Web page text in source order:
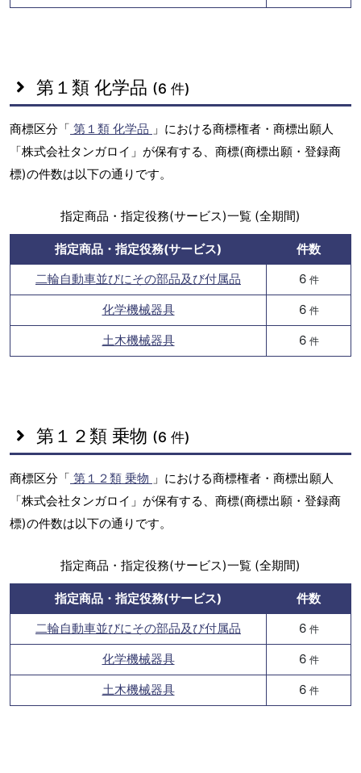
第１類 化学品 (6 件)
商標区分「 第１類 化学品 」における商標権者・商標出願人
「株式会社タンガロイ」が保有する、商標(商標出願・登録商
標)の件数は以下の通りです。
指定商品・指定役務(サービス)一覧 (全期間)
指定商品・指定役務(サービス)
件数
二輪自動車並びにその部品及び付属品
6 件
化学機械器具 6 件
土木機械器具 6 件
第１２類 乗物 (6 件)
商標区分「 第１２類 乗物 」における商標権者・商標出願人
「株式会社タンガロイ」が保有する、商標(商標出願・登録商
標)の件数は以下の通りです。
指定商品・指定役務(サービス)一覧 (全期間)
指定商品・指定役務(サービス)
件数
二輪自動車並びにその部品及び付属品
6 件
化学機械器具 6 件
土木機械器具 6 件